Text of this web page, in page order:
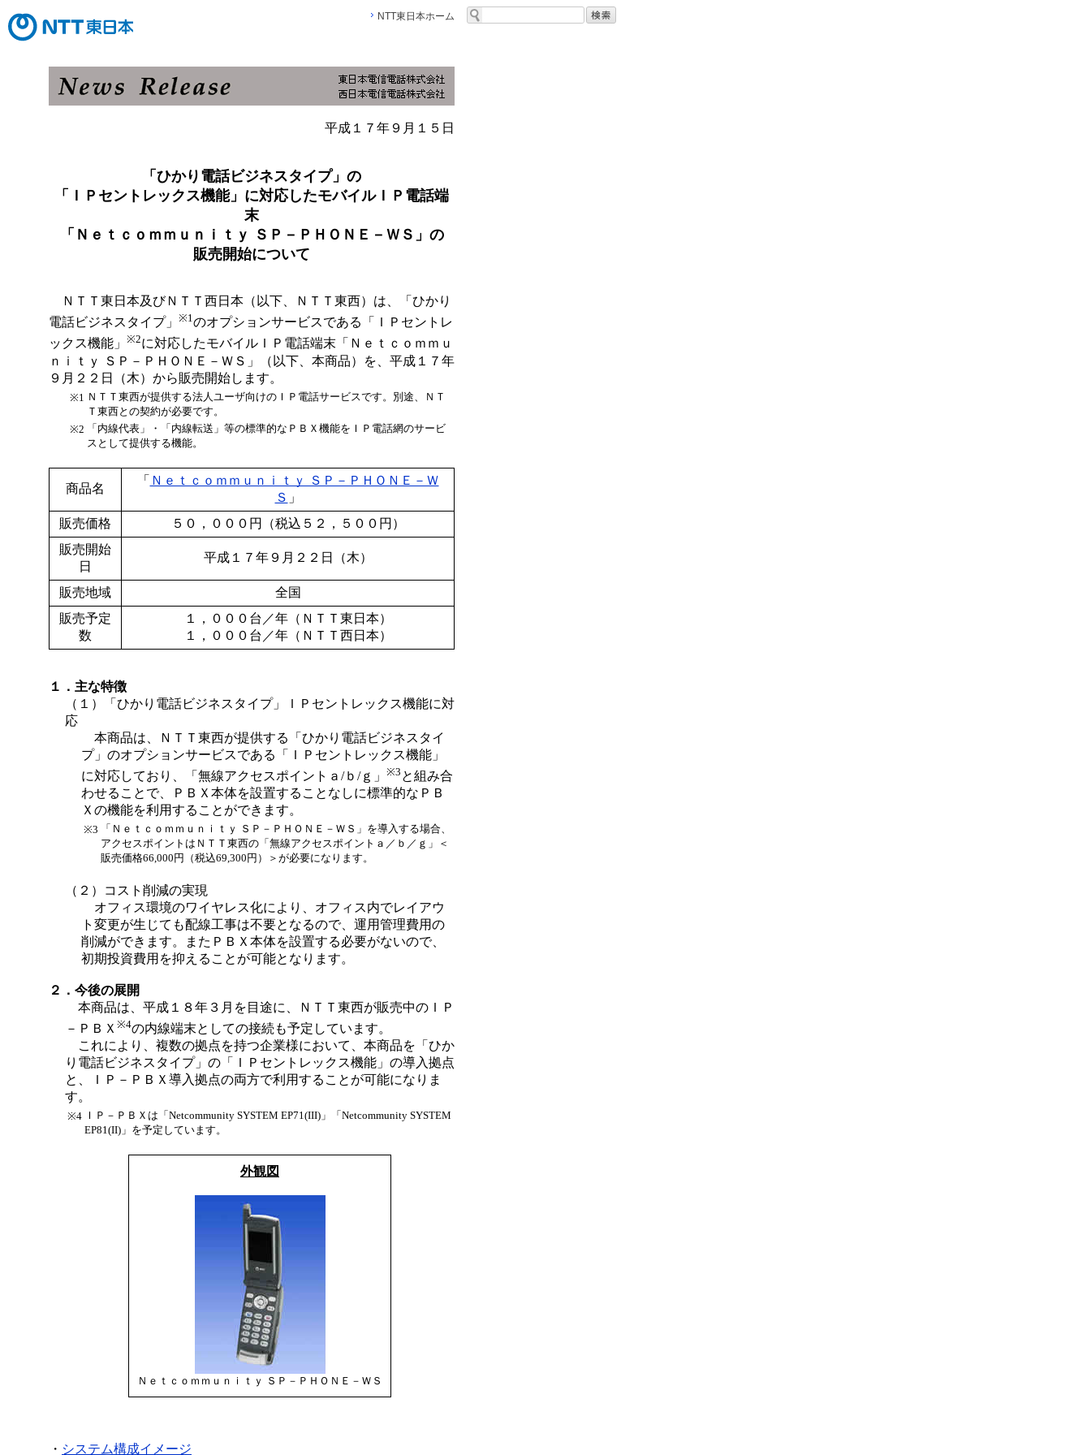
NTT東日本ホーム
平成１７年９月１５日
「ひかり電話ビジネスタイプ」の
「ＩＰセントレックス機能」に対応したモバイルＩＰ電話端
末
「Ｎｅｔｃｏｍｍｕｎｉｔｙ ＳＰ－ＰＨＯＮＥ－ＷＳ」の
販売開始について
ＮＴＴ東日本及びＮＴＴ西日本（以下、ＮＴＴ東西）は、「ひかり
電話ビジネスタイプ」 ※1のオプションサービスである「ＩＰセントレ
ックス機能」 ※2に対応したモバイルＩＰ電話端末「Ｎｅｔｃｏｍｍｕ
ｎｉｔｙ ＳＰ－ＰＨＯＮＥ－ＷＳ」（以下、本商品）を、平成１７年
９月２２日（木）から販売開始します。
※1 ＮＴＴ東西が提供する法人ユーザ向けのＩＰ電話サービスです。別途、ＮＴ
Ｔ東西との契約が必要です。
※2
「内線代表」・「内線転送」等の標準的なＰＢＸ機能をＩＰ電話網のサービ
スとして提供する機能。
商品名
「 Ｎｅｔｃｏｍｍｕｎｉｔｙ ＳＰ－ＰＨＯＮＥ－Ｗ
Ｓ 」
販売価格
５０，０００円（税込５２，５００円）
販売開始
日
平成１７年９月２２日（木）
販売地域
全国
販売予定
数
１，０００台／年（ＮＴＴ東日本）
１，０００台／年（ＮＴＴ西日本）
１．主な特徴
（１）「ひかり電話ビジネスタイプ」ＩＰセントレックス機能に対
応
本商品は、ＮＴＴ東西が提供する「ひかり電話ビジネスタイ
プ」のオプションサービスである「ＩＰセントレックス機能」
に対応しており、「無線アクセスポイントａ/ｂ/ｇ」 ※3 と組み合
わせることで、ＰＢＸ本体を設置することなしに標準的なＰＢ
Ｘの機能を利用することができます。
※3
「Ｎｅｔｃｏｍｍｕｎｉｔｙ ＳＰ－ＰＨＯＮＥ－ＷＳ」を導入する場合、
アクセスポイントはＮＴＴ東西の「無線アクセスポイントａ／ｂ／ｇ」＜
販売価格66,000円（税込69,300円）＞が必要になります。
（２）コスト削減の実現
オフィス環境のワイヤレス化により、オフィス内でレイアウ
ト変更が生じても配線工事は不要となるので、運用管理費用の
削減ができます。またＰＢＸ本体を設置する必要がないので、
初期投資費用を抑えることが可能となります。
２．今後の展開
本商品は、平成１８年３月を目途に、ＮＴＴ東西が販売中のＩＰ
－ＰＢＸ ※4の内線端末としての接続も予定しています。
これにより、複数の拠点を持つ企業様において、本商品を「ひか
り電話ビジネスタイプ」の「ＩＰセントレックス機能」の導入拠点
と、ＩＰ－ＰＢＸ導入拠点の両方で利用することが可能になりま
す。
※4 ＩＰ－ＰＢＸは「Netcommunity SYSTEM EP71(III)」「Netcommunity SYSTEM
EP81(II)」を予定しています。
外観図
Ｎｅｔｃｏｍｍｕｎｉｔｙ ＳＰ－ＰＨＯＮＥ－ＷＳ
・ システム構成イメージ